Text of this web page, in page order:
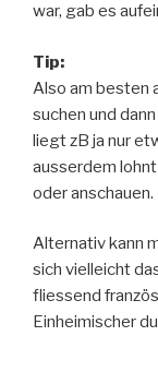
war, gab es
Tip:
Also am besten
suchen und
liegt zB ja nur
ausserdem
oder anschauen.
Alternativ kann
sich vielleicht
fliessend
Einheimischer